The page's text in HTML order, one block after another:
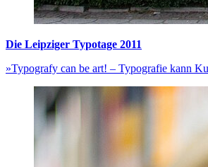
Die Leipziger Typotage 2011
»Typografy can be art! – Typografie kann